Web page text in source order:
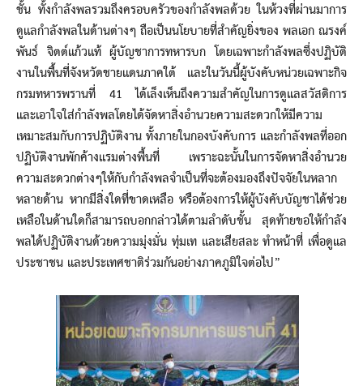
ชั้น ทั้งกำลังพลรวมถึงครอบครัวของกำลังพลด้วย ในห้วงที่ผ่านมาการ
ดูแลกำลังพลในด้านต่างๆ ถือเป็นนโยบายที่สำคัญยิ่งของ พลเอก ณรงค์
พันธ์ จิตต์แก้วแท้ ผู้บัญชาการทหารบก โดยเฉพาะกำลังพลซึ่งปฏิบัติ
งานในพื้นที่จังหวัดชายแดนภาคใต้ และในวันนี้ผู้บังคับหน่วยเฉพาะกิจ
กรมทหารพรานที่ 41 ได้เล็งเห็นถึงความสำคัญในการดูแลสวัสดิการ
และเอาใจใส่กำลังพลโดยได้จัดหาสิ่งอำนวยความสะดวกให้มีความ
เหมาะสมกับการปฏิบัติงาน ทั้งภายในกองบังคับการ และกำลังพลที่ออก
ปฏิบัติงานพักค้างแรมต่างพื้นที่ เพราะฉะนั้นในการจัดหาสิ่งอำนวย
ความสะดวกต่างๆให้กับกำลังพลจำเป็นที่จะต้องมองถึงปัจจัยในหลาก
หลายด้าน หากมีสิ่งใดที่ขาดเหลือ หรือต้องการให้ผู้บังคับบัญชาได้ช่วย
เหลือในด้านใดก็สามารถบอกกล่าวได้ตามลำดับชั้น สุดท้ายขอให้กำลัง
พลได้ปฏิบัติงานด้วยความมุ่งมั่น ทุ่มเท และเสียสละ ทำหน้าที่ เพื่อดูแล
ประชาชน และประเทศชาติร่วมกันอย่างภาคภูมิใจต่อไป”